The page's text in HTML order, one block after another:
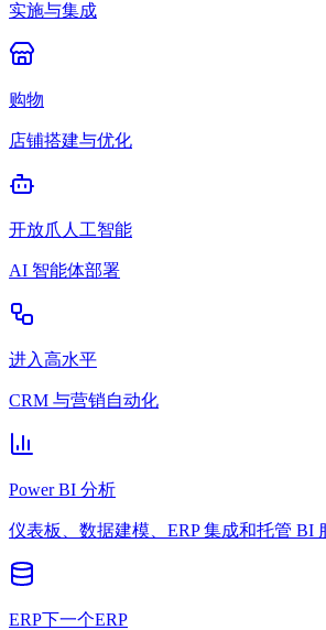
实施与集成
购物
店铺搭建与优化
开放爪人工智能
AI 智能体部署
进入高水平
CRM 与营销自动化
Power BI 分析
仪表板、数据建模、ERP 集成和托管 BI
ERP下一个ERP